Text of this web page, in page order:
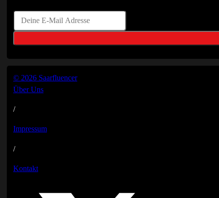
© 2026 Saarfluencer
Über Uns
/
Impressum
/
Kontakt